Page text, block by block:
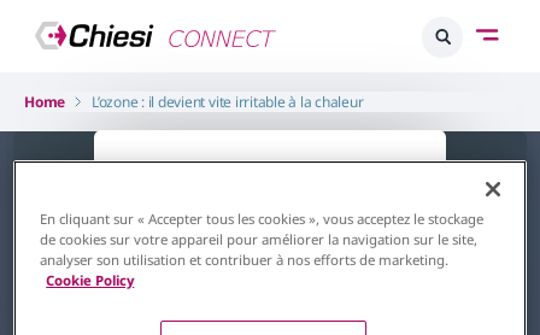
Home L’ozone : il devient vite irritable à la chaleur
contenu est
restreint
En cliquant sur « Accepter tous les cookies », vous acceptez le stockage
de cookies sur votre appareil pour améliorer la navigation sur le site,
analyser son utilisation et contribuer à nos efforts de marketing.
Cookie Policy